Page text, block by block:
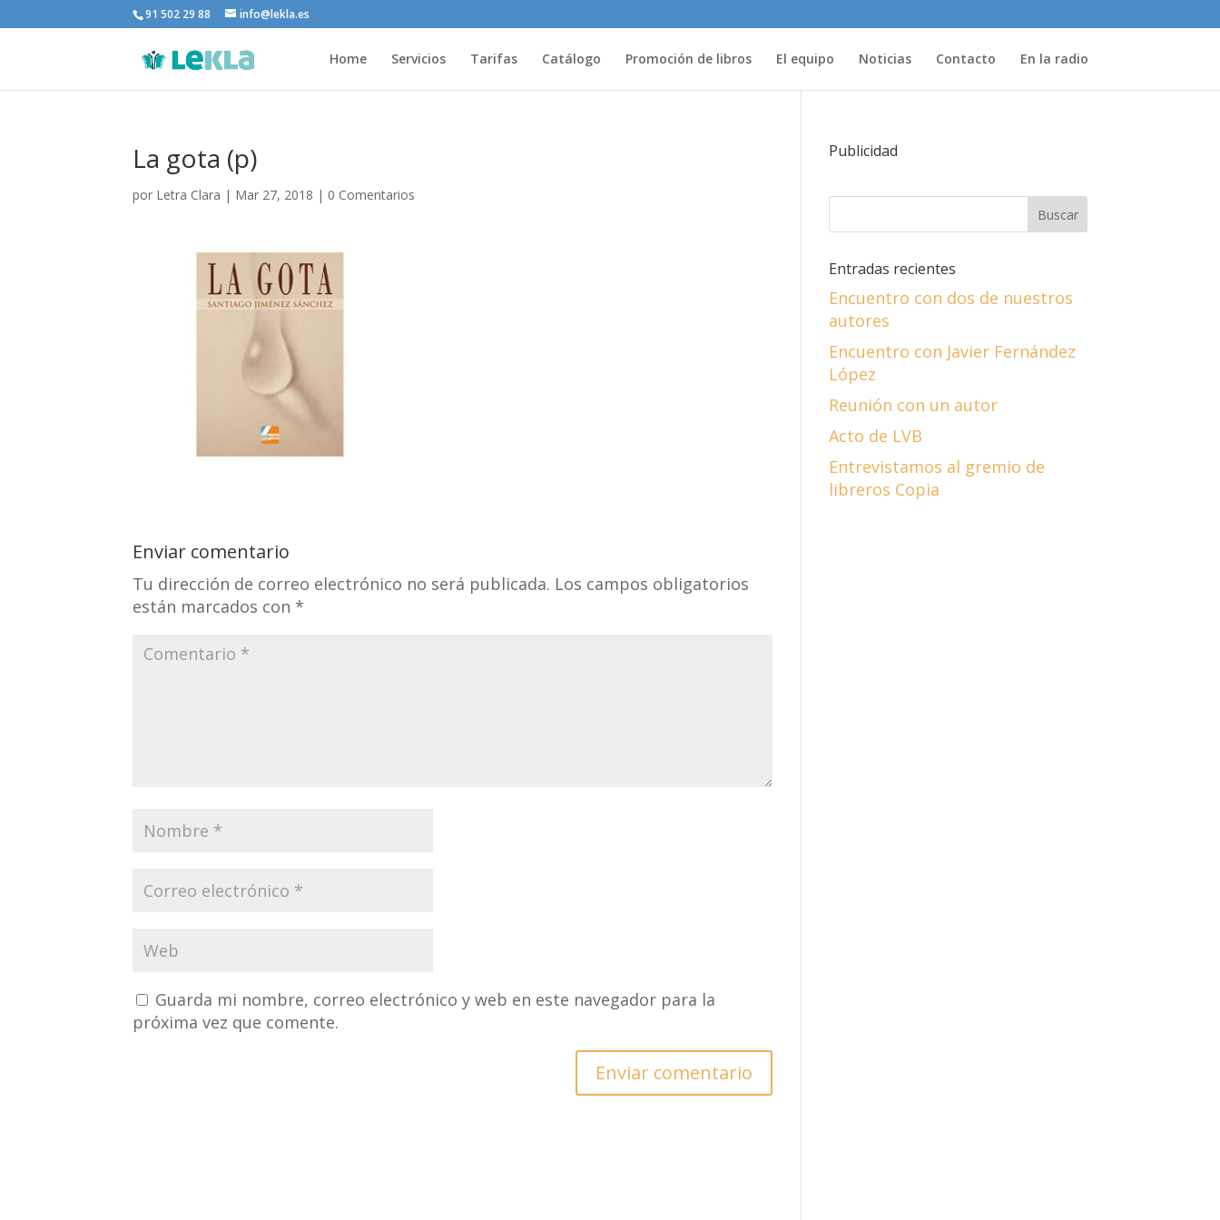
91 502 29 88 info@lekla.es
Home Servicios Tarifas Catálogo Promoción de libros El equipo Noticias Contacto En la radio
La gota (p)
por Letra Clara | Mar 27, 2018 | 0 Comentarios
Enviar comentario
Tu dirección de correo electrónico no será publicada. Los campos obligatorios
están marcados con *
Guarda mi nombre, correo electrónico y web en este navegador para la
próxima vez que comente.
Publicidad
Entradas recientes
Encuentro con dos de nuestros
autores
Encuentro con Javier Fernández
López
Reunión con un autor
Acto de LVB
Entrevistamos al gremio de
libreros Copia